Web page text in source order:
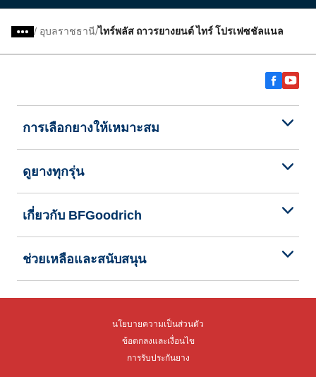
/ อุบลราชธานี ไทร์พลัส ถาวรยางยนต์ ไทร์ โปรเฟซชัลแนล
การเลือกยางให้เหมาะสม
ดูยางทุกรุ่น
เกี่ยวกับ BFGoodrich
ช่วยเหลือและสนับสนุน
นโยบายความเป็นส่วนตัว
ข้อตกลงและเงื่อนไข
การรับประกันยาง